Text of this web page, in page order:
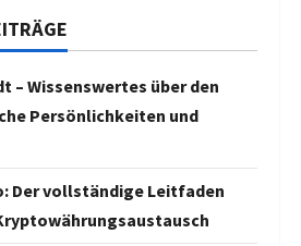
– Wissenswertes über den
Persönlichkeiten und
Der vollständige Leitfaden